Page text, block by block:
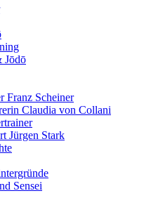
Jōdō
Franz Scheiner
Claudia von Collani
Jürgen Stark
Sensei